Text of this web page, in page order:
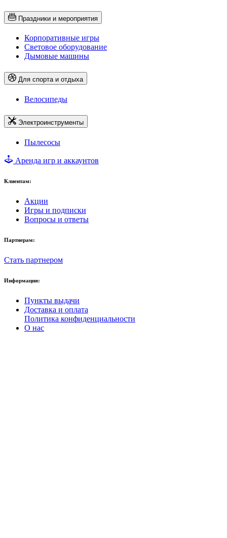
Праздники и мероприятия
Корпоративные игры
Световое оборудование
Дымовые машины
Для спорта и отдыха
Велосипеды
Электроинструменты
Пылесосы
Аренда игр и аккаунтов
Клиентам:
Акции
Игры и подписки
Вопросы и ответы
Партнерам:
Стать партнером
Информация:
Пункты выдачи
Доставка и оплата
Политика конфиденциальности
О нас